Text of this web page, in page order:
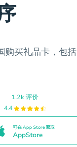
购买礼品卡，包括
1.2k 评价
4.4
可在 App Store 获取
AppStore